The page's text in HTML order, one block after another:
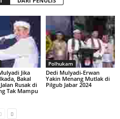
Jika
Bakal
Rusak di
Tak Mampu
Polhukam
Dedi Mulyadi-Erwan
Yakin Menang Mutlak di
Pilgub Jabar 2024